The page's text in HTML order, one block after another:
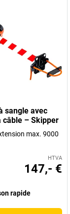
sangle avec
câble – Skipper
max. 9000
HTVA
147,- €
rapide